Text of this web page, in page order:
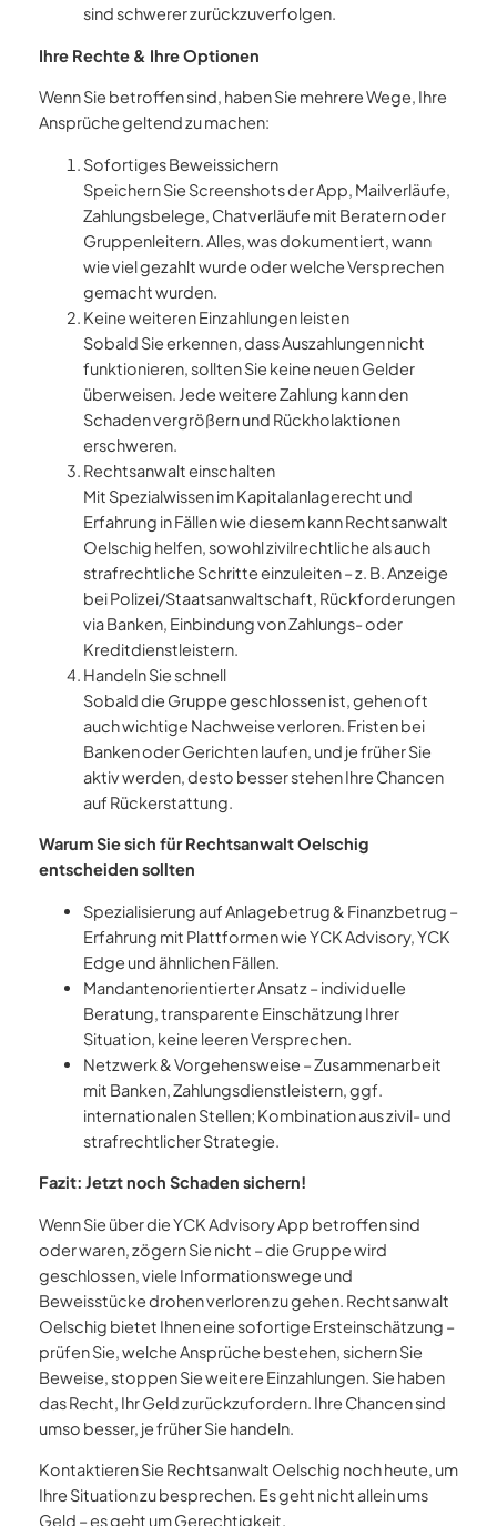
sind schwerer zurückzuverfolgen.
Ihre Rechte & Ihre Optionen
Wenn Sie betroffen sind, haben Sie mehrere Wege, Ihre
Ansprüche geltend zu machen:
Sofortiges Beweissichern
Speichern Sie Screenshots der App, Mailverläufe,
Zahlungsbelege, Chatverläufe mit Beratern oder
Gruppenleitern. Alles, was dokumentiert, wann
wie viel gezahlt wurde oder welche Versprechen
gemacht wurden.
Keine weiteren Einzahlungen leisten
Sobald Sie erkennen, dass Auszahlungen nicht
funktionieren, sollten Sie keine neuen Gelder
überweisen. Jede weitere Zahlung kann den
Schaden vergrößern und Rückholaktionen
erschweren.
Rechtsanwalt einschalten
Mit Spezialwissen im Kapitalanlagerecht und
Erfahrung in Fällen wie diesem kann Rechtsanwalt
Oelschig helfen, sowohl zivilrechtliche als auch
strafrechtliche Schritte einzuleiten – z. B. Anzeige
bei Polizei/Staatsanwaltschaft, Rückforderungen
via Banken, Einbindung von Zahlungs- oder
Kreditdienstleistern.
Handeln Sie schnell
Sobald die Gruppe geschlossen ist, gehen oft
auch wichtige Nachweise verloren. Fristen bei
Banken oder Gerichten laufen, und je früher Sie
aktiv werden, desto besser stehen Ihre Chancen
auf Rückerstattung.
Warum Sie sich für Rechtsanwalt Oelschig
entscheiden sollten
Spezialisierung auf Anlagebetrug & Finanzbetrug –
Erfahrung mit Plattformen wie YCK Advisory, YCK
Edge und ähnlichen Fällen.
Mandantenorientierter Ansatz – individuelle
Beratung, transparente Einschätzung Ihrer
Situation, keine leeren Versprechen.
Netzwerk & Vorgehensweise – Zusammenarbeit
mit Banken, Zahlungsdienstleistern, ggf.
internationalen Stellen; Kombination aus zivil- und
strafrechtlicher Strategie.
Fazit: Jetzt noch Schaden sichern!
Wenn Sie über die YCK Advisory App betroffen sind
oder waren, zögern Sie nicht – die Gruppe wird
geschlossen, viele Informationswege und
Beweisstücke drohen verloren zu gehen. Rechtsanwalt
Oelschig bietet Ihnen eine sofortige Ersteinschätzung –
prüfen Sie, welche Ansprüche bestehen, sichern Sie
Beweise, stoppen Sie weitere Einzahlungen. Sie haben
das Recht, Ihr Geld zurückzufordern. Ihre Chancen sind
umso besser, je früher Sie handeln.
Kontaktieren Sie Rechtsanwalt Oelschig noch heute, um
Ihre Situation zu besprechen. Es geht nicht allein ums
Geld – es geht um Gerechtigkeit.